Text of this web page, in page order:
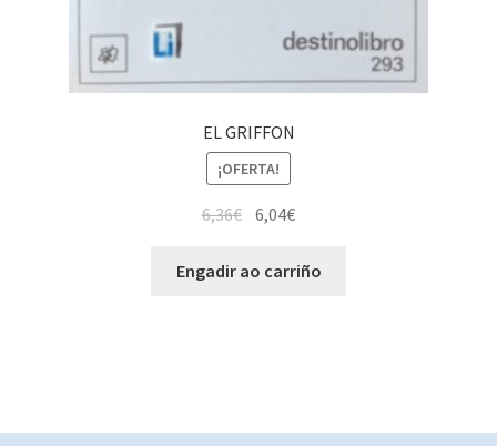
EL GRIFFON
¡OFERTA!
6,36€ 6,04€
Engadir ao carriño